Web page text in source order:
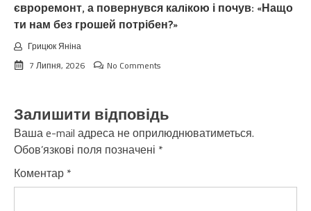
євроремонт, а повернувся калiкою і почув: «Нащо
ти нам без грошей потрібен?»
Грицюк Яніна
7 Липня, 2026
No Comments
Залишити відповідь
Ваша e-mail адреса не оприлюднюватиметься.
Обов’язкові поля позначені *
Коментар *